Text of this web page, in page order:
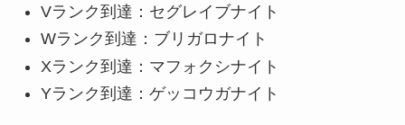
Vランク到達：セグレイブナイト
Wランク到達：ブリガロナイト
Xランク到達：マフォクシナイト
Yランク到達：ゲッコウガナイト